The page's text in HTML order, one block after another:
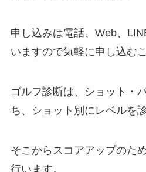
申し込みは電話、Web、
いますので気軽に申し込む
ゴルフ診断は、ショット・
ち、ショット別にレベルを診
そこからスコアアップのた
行います。